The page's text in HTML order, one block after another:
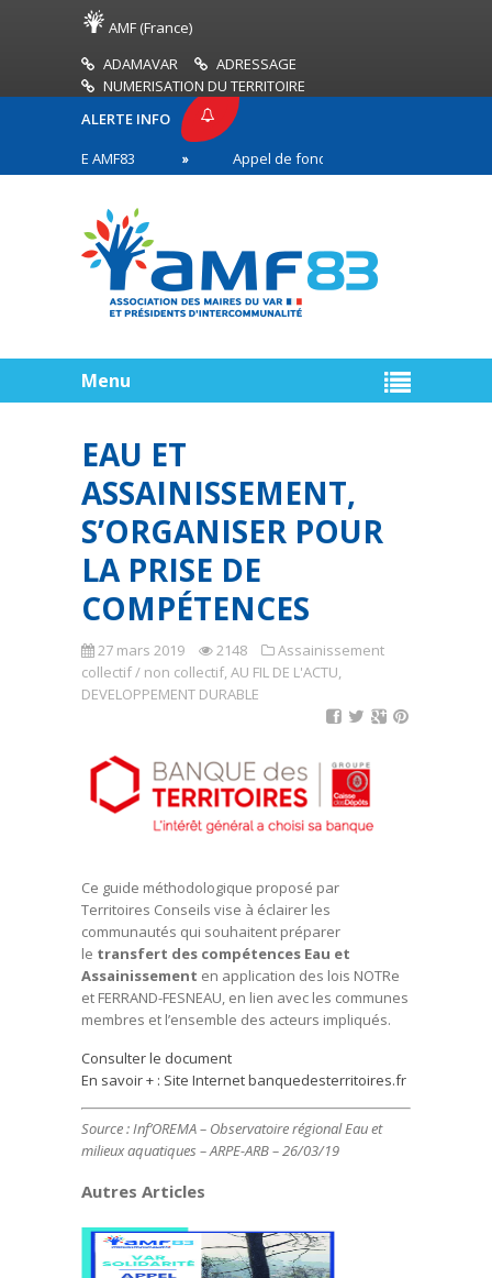
AMF (France)
ADAMAVAR
ADRESSAGE
NUMERISATION DU TERRITOIRE
ALERTE INFO
PRESSE AMF83
Appel de fonds incendies de forêt
en première ligne
Menu
EAU ET
ASSAINISSEMENT,
S’ORGANISER POUR
LA PRISE DE
COMPÉTENCES
27 mars 2019 2148
Assainissement
collectif / non collectif,AU FIL DE L'ACTU,
DEVELOPPEMENT DURABLE
Ce guide méthodologique proposé par
Territoires Conseils vise à éclairer les
communautés qui souhaitent préparer
le transfert des compétences Eau et
Assainissement en application des lois NOTRe
et FERRAND-FESNEAU, en lien avec les communes
membres et l’ensemble des acteurs impliqués.
Consulter le document
En savoir + : Site Internet banquedesterritoires.fr
Source : Inf’OREMA – Observatoire régional Eau et
milieux aquatiques – ARPE-ARB – 26/03/19
Autres Articles